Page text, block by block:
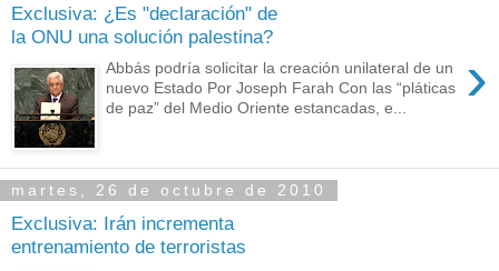
Exclusiva: ¿Es "declaración" de
la ONU una solución palestina?
›
Abbás podría solicitar la creación unilateral de un
nuevo Estado Por Joseph Farah Con las “pláticas
de paz” del Medio Oriente estancadas, e...
martes, 26 de octubre de 2010
Exclusiva: Irán incrementa
entrenamiento de terroristas